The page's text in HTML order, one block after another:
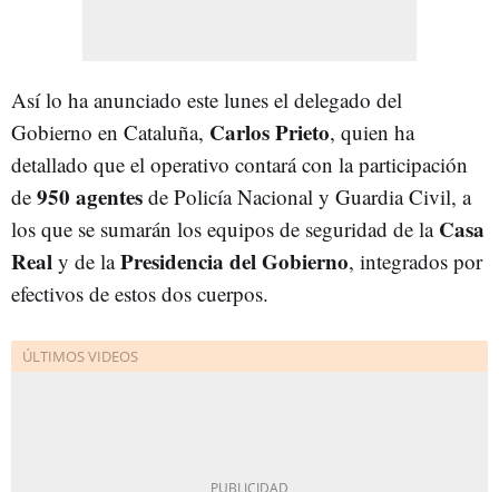
Así lo ha anunciado este lunes el delegado del
Gobierno en Cataluña, Carlos Prieto, quien ha
detallado que el operativo contará con la participación
de 950 agentes de Policía Nacional y Guardia Civil, a
los que se sumarán los equipos de seguridad de la Casa
Real y de laPresidencia del Gobierno, integrados por
efectivos de estos dos cuerpos.